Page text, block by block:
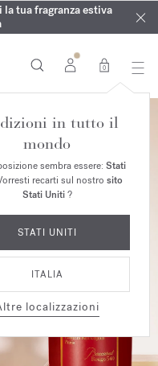
OUDvelvet moodnel
fragranze e gli oli per il
la tua fragranza estiva
0
in tutto il
mondo
sembra essere: Stati
recarti sul nostro sito
Stati Uniti?
STATI UNITI
ITALIA
localizzazioni